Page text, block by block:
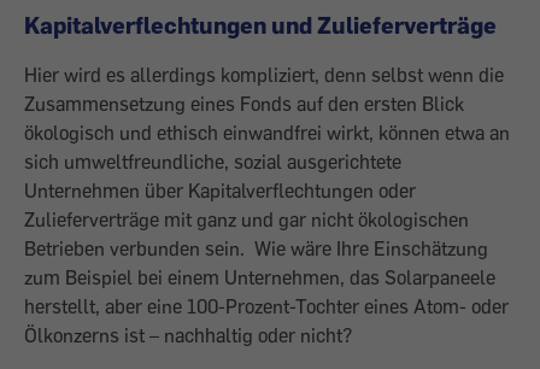
Kapitalverflechtungen und Zulieferverträge
Hier wird es allerdings kompliziert, denn selbst wenn die
Zusammensetzung eines Fonds auf den ersten Blick
ökologisch und ethisch einwandfrei wirkt, können etwa an
sich umweltfreundliche, sozial ausgerichtete
Unternehmen über Kapitalverflechtungen oder
Zulieferverträge mit ganz und gar nicht ökologischen
Betrieben verbunden sein. ­ Wie wäre Ihre Einschätzung
zum Beispiel bei einem Unternehmen, das Solarpaneele
herstellt, aber eine 100-Prozent-Tochter ­eines Atom- oder
Ölkonzerns ist – nachhaltig oder nicht?